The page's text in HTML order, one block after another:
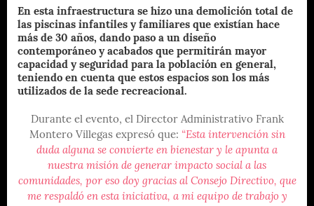
En esta infraestructura se hizo una demolición total de
las piscinas infantiles y familiares que existían hace
más de 30 años, dando paso a un diseño
contemporáneo y acabados que permitirán mayor
capacidad y seguridad para la población en general,
teniendo en cuenta que estos espacios son los más
utilizados de la sede recreacional.
Durante el evento, el Director Administrativo Frank
Montero Villegas expresó que: “Esta intervención sin
duda alguna se convierte en bienestar y le apunta a
nuestra misión de generar impacto social a las
comunidades, por eso doy gracias al Consejo Directivo, que
me respaldó en esta iniciativa, a mi equipo de trabajo y